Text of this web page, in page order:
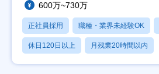
600万~730万
正社員採用 職種・業界未経験OK
休日120日以上 月残業20時間以内